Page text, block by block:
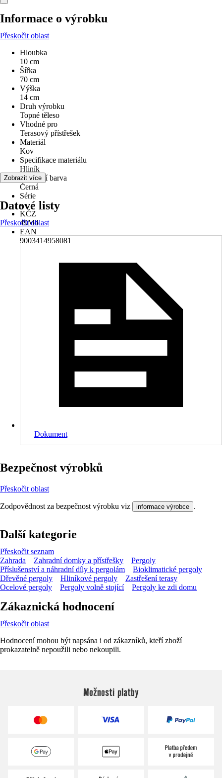
Informace o výrobku
Přeskočit oblast
Hloubka
10 cm
Šířka
70 cm
Výška
14 cm
Druh výrobku
Topné těleso
Vhodné pro
Terasový přístřešek
Materiál
Kov
Specifikace materiálu
Hliník
Základní barva
Černá
Série
-
KČZ
49M4
EAN
9003414958081
Zobrazit více
Datové listy
Přeskočit oblast
Dokument
Bezpečnost výrobků
Přeskočit oblast
Zodpovědnost za bezpečnost výrobku viz informace výrobce .
Další kategorie
Přeskočit seznam
Zahrada
Zahradní domky a přístřešky
Pergoly
Příslušenství a náhradní díly k pergolám
Bioklimatické pergoly
Dřevěné pergoly
Hliníkové pergoly
Zastřešení terasy
Ocelové pergoly
Pergoly volně stojící Pergoly ke zdi domu
Zákaznická hodnocení
Přeskočit oblast
Hodnocení mohou být napsána i od zákazníků, kteří zboží
prokazatelně nepoužili nebo nekoupili.
Možnosti platby